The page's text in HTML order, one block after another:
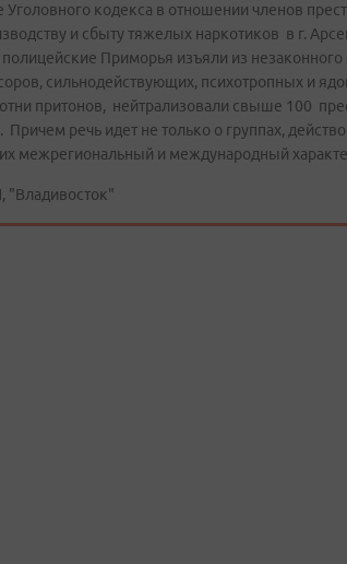
Уголовного кодекса в отношении членов
и сбыту тяжелых наркотиков в г.
Приморья изъяли из незаконного
сильнодействующих, психотропных и
притонов, нейтрализовали свыше 100
речь идет не только о группах,
межрегиональный и международный